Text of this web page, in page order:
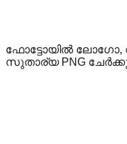
ഫോട്ടോയിൽ ലോഗോ,
സുതാര്യ PNG